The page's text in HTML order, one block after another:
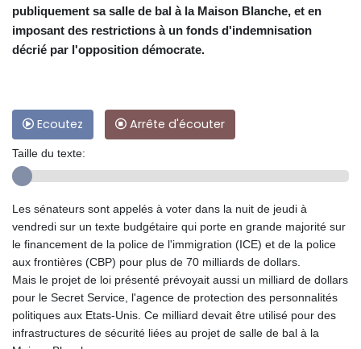
publiquement sa salle de bal à la Maison Blanche, et en
imposant des restrictions à un fonds d'indemnisation
décrié par l'opposition démocrate.
Ecoutez Arrête d'écouter
Taille du texte:
Les sénateurs sont appelés à voter dans la nuit de jeudi à
vendredi sur un texte budgétaire qui porte en grande majorité sur
le financement de la police de l'immigration (ICE) et de la police
aux frontières (CBP) pour plus de 70 milliards de dollars.
Mais le projet de loi présenté prévoyait aussi un milliard de dollars
pour le Secret Service, l'agence de protection des personnalités
politiques aux Etats-Unis. Ce milliard devait être utilisé pour des
infrastructures de sécurité liées au projet de salle de bal à la